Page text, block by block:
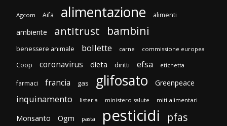
Agcom Aifa alimentazione alimenti
ambiente antitrust bambini
benessere animale bollette carne commissione europea
Coop coronavirus dieta diritti efsa etichetta
farmaci francia gas glifosato Greenpeace
inquinamento listeria ministero salute miti alimentari
Monsanto Ogm pasta pesticidi pfas